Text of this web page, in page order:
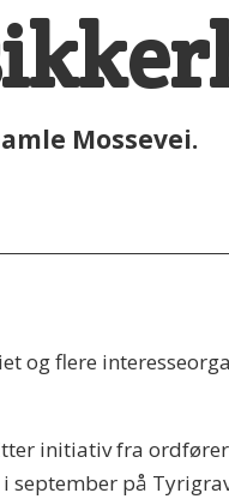
Mossevei.
og flere
initiativ fra
september på